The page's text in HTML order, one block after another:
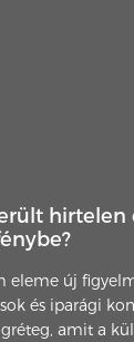
hirtelen
eleme új
és iparági
amit a